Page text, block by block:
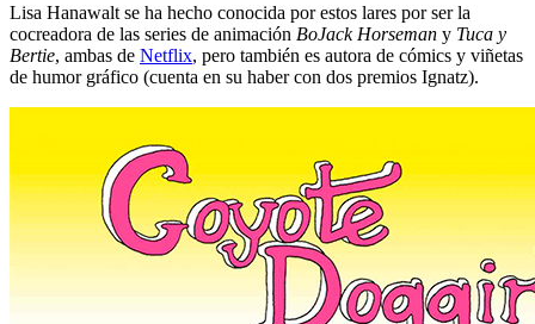
Lisa Hanawalt se ha hecho conocida por estos lares por ser la
cocreadora de las series de animación BoJack Horseman y Tuca y
Bertie, ambas de Netflix, pero también es autora de cómics y viñetas
de humor gráfico (cuenta en su haber con dos premios Ignatz).